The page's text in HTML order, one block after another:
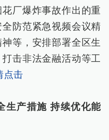
厂爆炸事故作出的重
防范紧急视频会议精
等，安排部署全区生
击非法金融活动等工
点击
生产措施 持续优化能